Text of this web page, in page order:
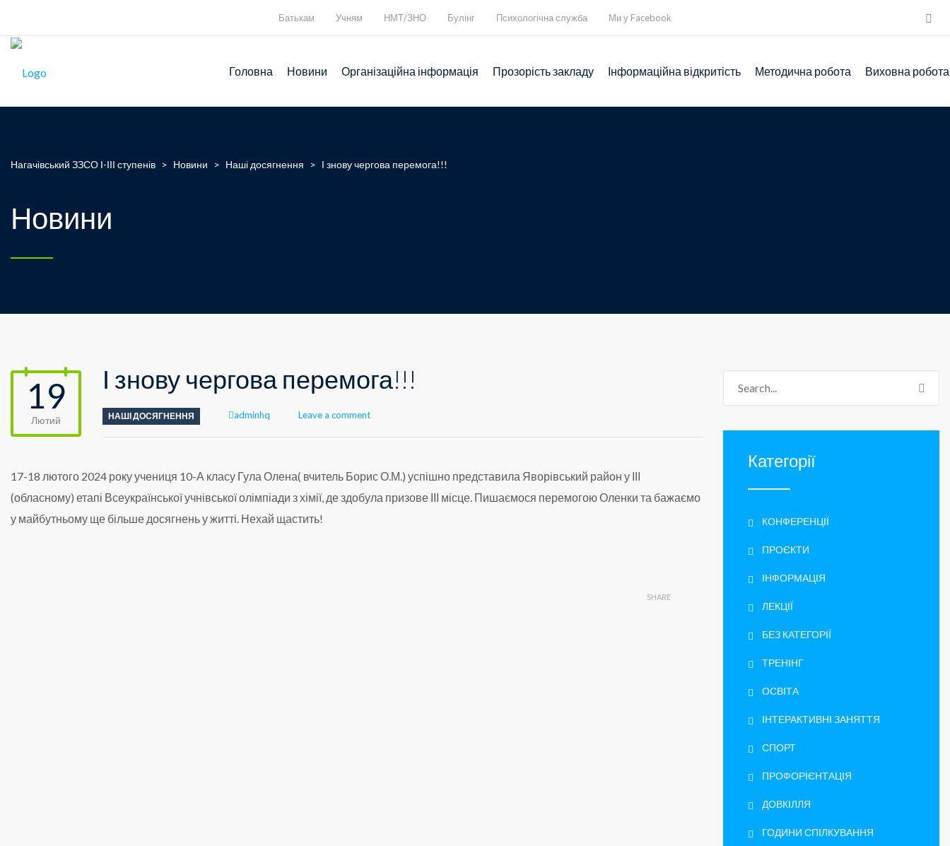
Батькам Учням НМТ/ЗНО Булінг Психологічна служба Ми у Facebook
Головна Новини Організаційна інформація Прозорість закладу Інформаційна відкритість Методична робота Виховна робота
Нагачівський ЗЗСО І-ІІІ ступенів > Новини > Наші досягнення > І знову чергова перемога!!!
Новини
19
Лютий
І знову чергова перемога!!!
НАШІ ДОСЯГНЕННЯ Author
adminhq Leave a comment
17-18 лютого 2024 року учениця 10-А класу Гула Олена( вчитель Борис О.М.) успішно представила Яворівський район у ІІІ
(обласному) етапі Всеукраїнської учнівської олімпіади з хімії, де здобула призове ІІІ місце. Пишаємося перемогою Оленки та бажаємо
у майбутньому ще більше досягнень у житті. Нехай щастить!
SHARE
Категорії
КОНФЕРЕНЦІЇ
ПРОЄКТИ
ІНФОРМАЦІЯ
ЛЕКЦІЇ
БЕЗ КАТЕГОРІЇ
ТРЕНІНГ
ОСВІТА
ІНТЕРАКТИВНІ ЗАНЯТТЯ
СПОРТ
ПРОФОРІЄНТАЦІЯ
ДОВКІЛЛЯ
ГОДИНИ СПІЛКУВАННЯ